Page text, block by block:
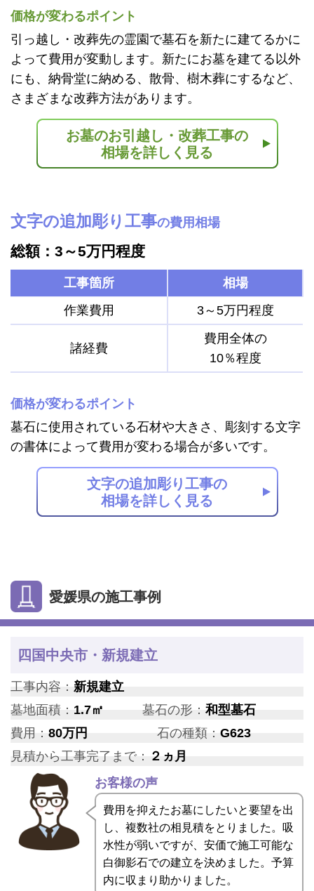
価格が変わるポイント
引っ越し・改葬先の霊園で墓石を新たに建てるかに
よって費用が変動します。新たにお墓を建てる以外
にも、納骨堂に納める、散骨、樹木葬にするなど、
さまざまな改葬方法があります。
お墓のお引越し・改葬工事の
相場を詳しく見る
文字の追加彫り工事の費用相場
総額：3～5万円程度
工事箇所
相場
作業費用
3～5万円程度
諸経費
費用全体の
10％程度
価格が変わるポイント
墓石に使用されている石材や大きさ、彫刻する文字
の書体によって費用が変わる場合が多いです。
文字の追加彫り工事の
相場を詳しく見る
愛媛県の施工事例
四国中央市・新規建立
工事内容： 新規建立
墓地面積： 1.7㎡ 墓石の形：和型墓石
費用： 80万円 石の種類： G623
見積から工事完了まで： ２ヵ月
お客様の声
費用を抑えたお墓にしたいと要望を出
し、複数社の相見積をとりました。吸
水性が弱いですが、安価で施工可能な
白御影石での建立を決めました。予算
内に収まり助かりました。